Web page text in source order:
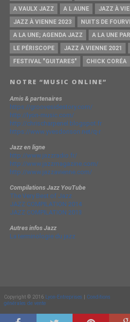
A VAULX JAZZ
A L AUNE JAZZ À
JAZZ À VIENNE 2023
NUITS DE
A LA UNE; AGENDA JAZZ
A LA UNE
LE PÉRISCOPE
JAZZ À VIENNE 2021
FESTIVAL "GUITARES"
CHICK CORÉA
NOTRE “MUSIC ONLINE”
Amis & partenaires
https://groovesidestory.com/
http://lyon-music.com/
http://chrischarpenel.blogspot.fr
https://www.yvesdorison.net/q-r
Jazz en ligne
http://www.jazzradio.fr/
http://www.jazzmagazine.com/
http://www.jazzavienne.com/
Compilations Jazz YouTube
The Very Best of Jazz
JAZZ COMPILATION 2014
JAZZ COMPILATION 2013
Autres infos Jazz
La terminologie du jazz
Copyright © 2016 Lyon-Entreprises | Conditions
générales de vente